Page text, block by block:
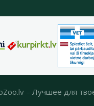
– Лучшее для